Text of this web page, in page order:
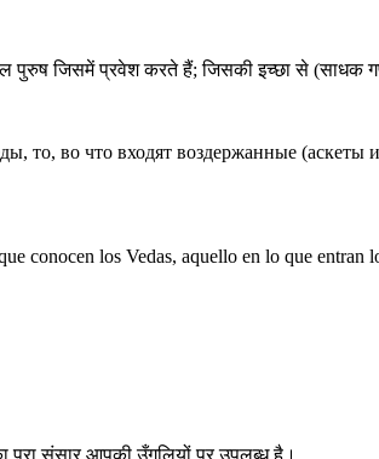
पुरुष जिसमें प्रवेश करते हैं; जिसकी इच्छा से (साधक
то, во что входят воздержанные (аскеты
conocen los Vedas, aquello en lo que
पूरा संसार आपकी उँगलियों पर उपलब्ध है।